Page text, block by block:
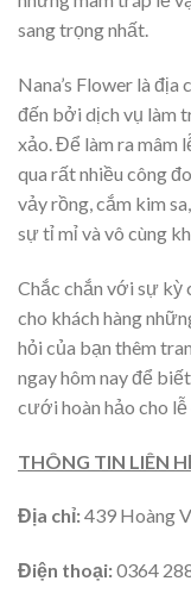
sang trọng nhất.
Nana’s Flower là
đến bởi dịch vụ làm
xảo. Để làm ra mâm
qua rất nhiều công
vảy rồng, cắm kim
sự tỉ mỉ và vô cùng
Chắc chắn với sự kỳ
cho khách hàng
hỏi của bạn thêm
ngay hôm nay để
cưới hoàn hảo cho
THÔNG TIN LIÊN
Địa chỉ:439 Hoàng
Điện thoại:0364